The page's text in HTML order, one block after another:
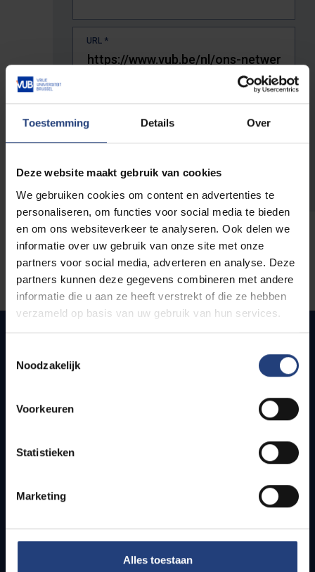
Toestemming Details Over
Deze website maakt gebruik van cookies
We gebruiken cookies om content en advertenties te
personaliseren, om functies voor social media te bieden
en om ons websiteverkeer te analyseren. Ook delen we
informatie over uw gebruik van onze site met onze
partners voor social media, adverteren en analyse. Deze
partners kunnen deze gegevens combineren met andere
informatie die u aan ze heeft verstrekt of die ze hebben
verzameld op basis van uw gebruik van hun services.
Noodzakelijk
Voorkeuren
Statistieken
Marketing
Alles toestaan
URL *
The full URL of the page where you encountered the error.
Quick links
How to get to the VUB campuses